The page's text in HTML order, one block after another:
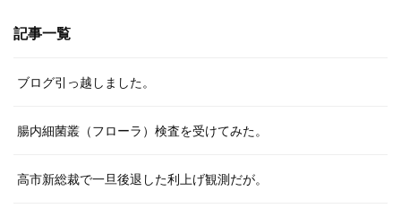
記事一覧
ブログ引っ越しました。
腸内細菌叢（フローラ）検査を受けてみた。
高市新総裁で一旦後退した利上げ観測だが。